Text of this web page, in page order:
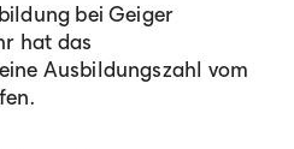
bei Geiger
hat das
Ausbildungszahl vom